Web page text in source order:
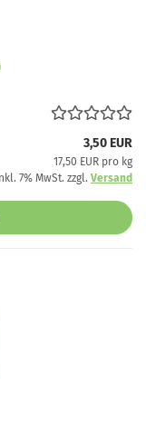
3,50 EUR
17,50 EUR pro kg
7% MwSt. zzgl. Versand